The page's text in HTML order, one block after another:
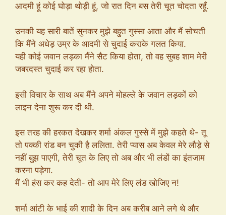
आदमी हूं कोई घोड़ा थोड़ी हूं, जो रात दिन बस तेरी चूत चोदता रहूँ.
उनकी यह सारी बातें सुनकर मुझे बहुत गुस्सा आता और मैं सोचती
कि मैंने अधेड़ उम्र के आदमी से चुदाई कराके गलत किया.
यही कोई जवान लड़का मैंने सैट किया होता, तो वह सुबह शाम मेरी
जबरदस्त चुदाई कर रहा होता.
इसी विचार के साथ अब मैंने अपने मोहल्ले के जवान लड़कों को
लाइन देना शुरू कर दी थी.
इस तरह की हरकत देखकर शर्मा अंकल गुस्से में मुझे कहते थे- तू
तो पक्की रांड बन चुकी है ललिता. तेरी प्यास अब केवल मेरे लौड़े से
नहीं बुझ पाएगी, तेरी चूत के लिए तो अब और भी लंडों का इंतजाम
करना पड़ेगा.
मैं भी हंस कर कह देती- तो आप मेरे लिए लंड खोजिए न!
शर्मा आंटी के भाई की शादी के दिन अब करीब आने लगे थे और